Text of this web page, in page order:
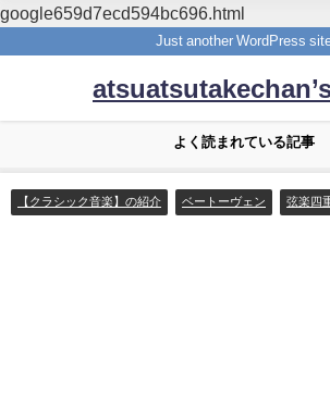
google659d7ecd594bc696.html
Just another WordPress
よく読まれている記事
【クラシック音楽】の紹介 ベートーヴェン 弦楽四